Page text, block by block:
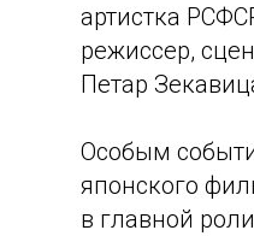
артистка
режиссер,
Петар
Особым
японского
в главной